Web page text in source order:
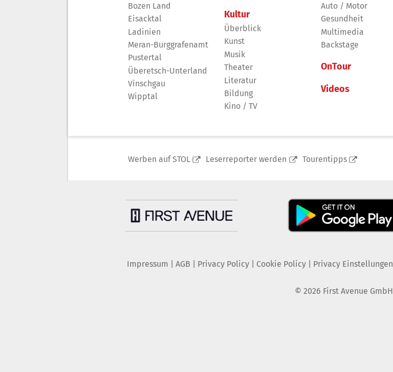
Bozen Land
Eisacktal
Ladinien
Meran-Burggrafenamt
Pustertal
Überetsch-Unterland
Vinschgau
Wipptal
Kultur
Überblick
Kunst
Musik
Theater
Literatur
Bildung
Kino / TV
Auto / Motor
Gesundheit
Multimedia
Backstage
OnTour
Videos
Werben auf STOL Leserreporter werden Tourentipps
Impressum AGB Privacy Policy| Cookie Policy| Privacy Einstellungen
© 2026 First Avenue GmbH